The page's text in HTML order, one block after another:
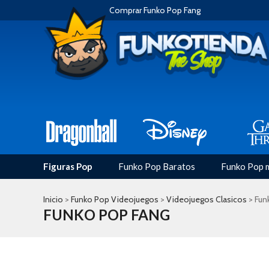
Comprar Funko Pop Fang
Figuras Pop Funko Pop Baratos Funko Pop
Inicio > Funko Pop Videojuegos > Videojuegos Clasicos >
FUNKO POP FANG